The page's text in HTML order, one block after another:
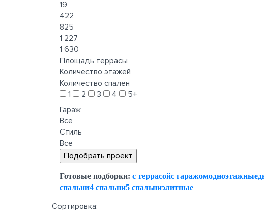
19
422
825
1 227
1 630
Площадь террасы
Количество этажей
Количество спален
1
2 3 4
5+
Гараж
Все
Стиль
Все
Готовые подборки: с террасойс гаражомодноэтажные
спальни4 спальни5 спальниэлитные
Сортировка: